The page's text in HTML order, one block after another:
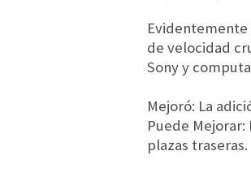
de velocidad
Sony y
Mejoró: La
Puede
plazas traseras.